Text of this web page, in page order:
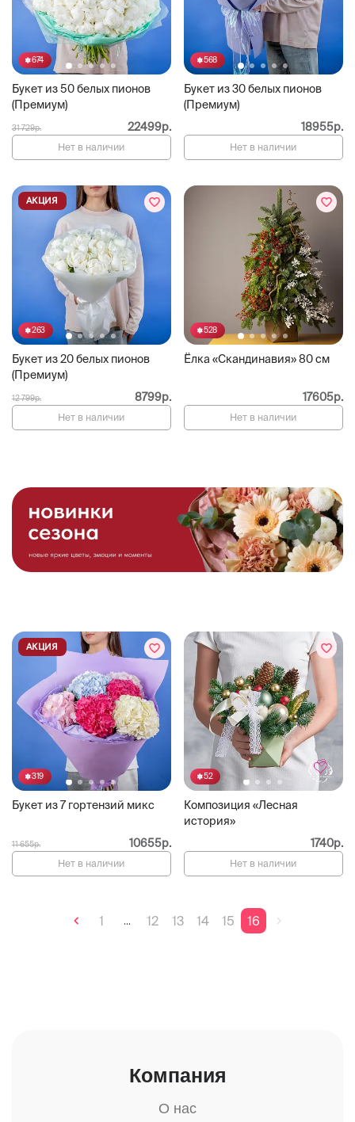
674
Букет из 50 белых пионов
(Премиум)
31 729р. 22499р.
Нет в наличии
568
Букет из 30 белых пионов
(Премиум)
18955р.
Нет в наличии
263
Букет из 20 белых пионов
(Премиум)
АКЦИЯ
12 799р. 8799р.
Нет в наличии
528
Ёлка «Скандинавия» 80 см
17605р.
Нет в наличии
319
Букет из 7 гортензий микс
АКЦИЯ
11 655р. 10655р.
Нет в наличии
52
Композиция «Лесная
история»
1740р.
Нет в наличии
1 ... 12 13 14 15 16
Компания
О нас